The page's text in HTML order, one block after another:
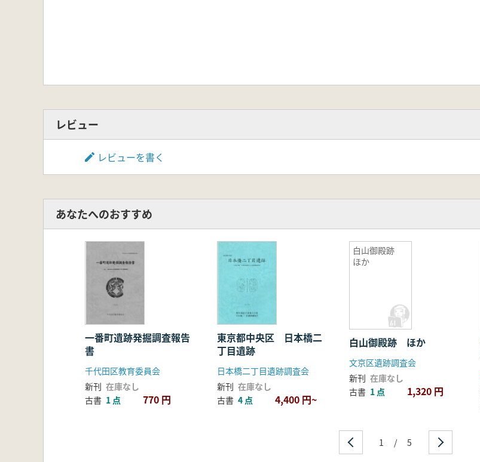
レビュー
レビューを書く
あなたへのおすすめ
一番町遺跡発掘調査報告
書
千代田区教育委員会
新刊 在庫なし
古書 1 点 770 円
東京都中央区 日本橋二
丁目遺跡
日本橋二丁目遺跡調査会
新刊 在庫なし
古書 4 点 4,400 円~
白山御殿跡
ほか
白山御殿跡 ほか
文京区遺跡調査会
新刊 在庫なし
古書 1 点 1,320 円
1 / 5